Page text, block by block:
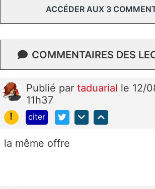
ACCÉDER AUX 3
COMMENTAIRES DES
Publié par taduarial le 12/
11h37
!
citer
la même offre